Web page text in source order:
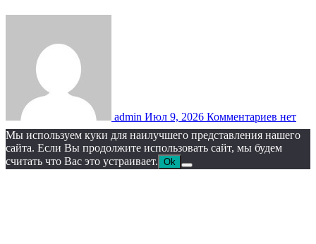
admin Июл 9, 2026 Комментариев нет
Мы используем куки для наилучшего представления нашего
сайта. Если Вы продолжите использовать сайт, мы будем
считать что Вас это устраивает. Ok